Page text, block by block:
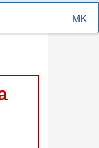
Select
your